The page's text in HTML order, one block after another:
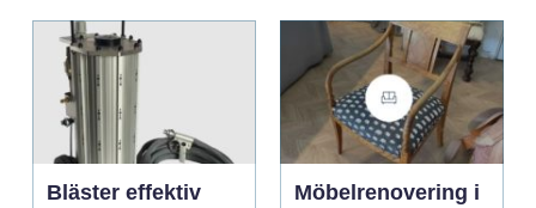
Bläster effektiv
Möbelrenovering i